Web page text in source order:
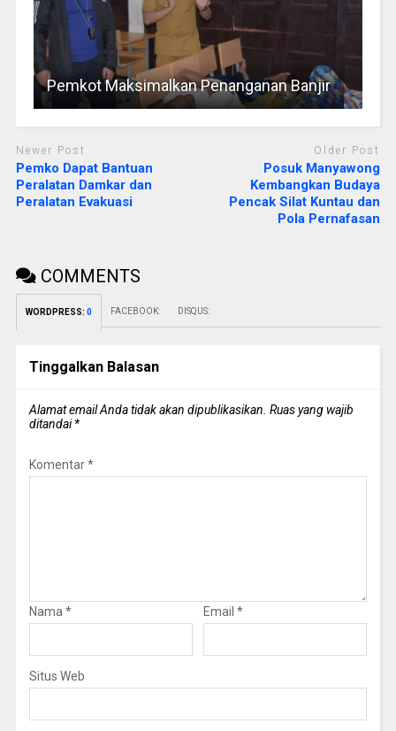
Pemkot Maksimalkan Penanganan Banjir
Newer Post
Pemko Dapat Bantuan
Peralatan Damkar dan
Peralatan Evakuasi
Older Post
Posuk Manyawong
Kembangkan Budaya
Pencak Silat Kuntau dan
Pola Pernafasan
COMMENTS
WORDPRESS: 0 FACEBOOK: DISQUS:
Tinggalkan Balasan
Alamat email Anda tidak akan dipublikasikan. Ruas yang wajib
ditandai*
Komentar*
Nama* Email *
Situs Web